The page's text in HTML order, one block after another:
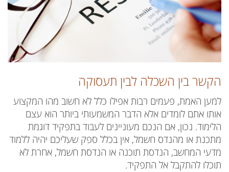
הקשר בין השכלה לבין תעסוקה
למען האמת, פעמים רבות אפילו כלל לא חשוב מהו המקצוע
אותו אתם לומדים אלא הדבר המשמעותי ביותר הוא עצם
הלימוד. נכון, אם הנכם מעוניינים לעבוד בתפקיד דוגמת
מתכנת או מהנדס חשמל, אין בכלל ספק שעליכם יהיה ללמוד
מדעי המחשב, הנדסת תוכנה או הנדסת חשמל, אחרת לא
תוכלו להתקבל אל התפקיד.